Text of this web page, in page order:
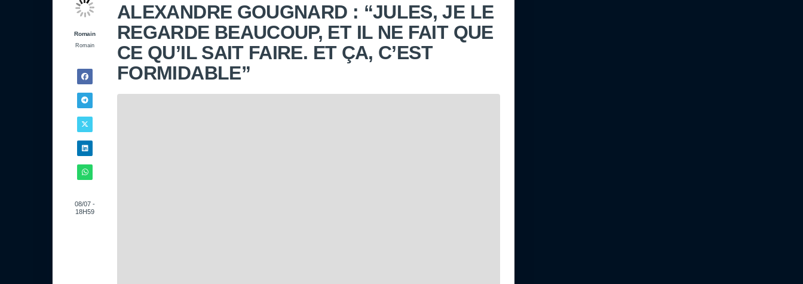
Romain
Romain
08/07 -
18H59
ALEXANDRE GOUGNARD : “JULES, JE LE
REGARDE BEAUCOUP, ET IL NE FAIT QUE
CE QU’IL SAIT FAIRE. ET ÇA, C’EST
FORMIDABLE”